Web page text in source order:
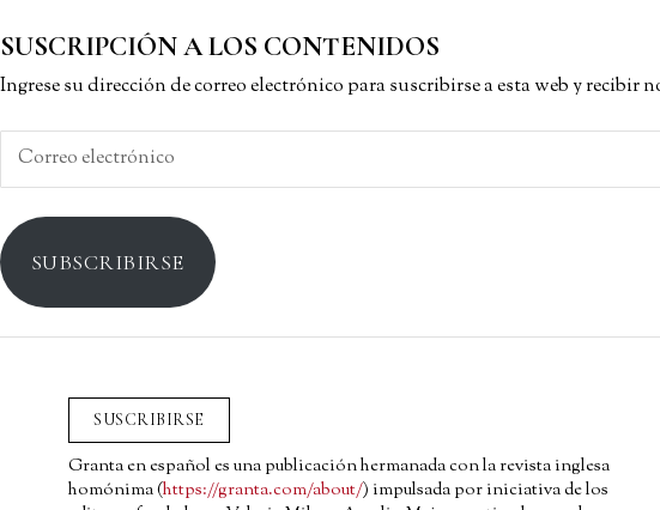
SUSCRIPCIÓN A LOS CONTENIDOS
Ingrese su dirección de correo electrónico para suscribirse a esta web y
Correo
electrónico
SUBSCRIBIRSE
SUSCRIBIRSE
Granta en español es una publicación hermanada con la revista inglesa
homónima (https://granta.com/about/) impulsada por iniciativa de los